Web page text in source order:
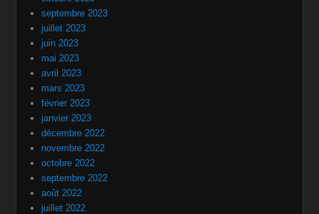
septembre 2023
juillet 2023
juin 2023
mai 2023
avril 2023
mars 2023
février 2023
janvier 2023
décembre 2022
novembre 2022
octobre 2022
septembre 2022
août 2022
juillet 2022